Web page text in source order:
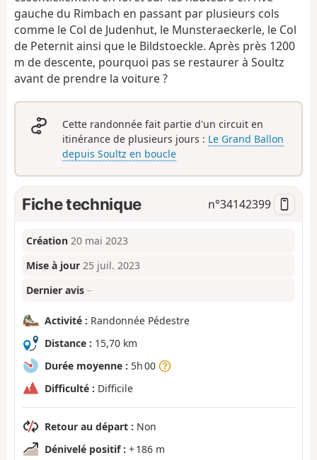
gauche du Rimbach en passant par plusieurs cols
comme le Col de Judenhut, le Munsteraeckerle, le Col
de Peternit ainsi que le Bildstoeckle. Après près 1200
m de descente, pourquoi pas se restaurer à Soultz
avant de prendre la voiture ?
Cette randonnée fait partie d'un circuit en
itinérance de plusieurs jours : Le Grand Ballon
depuis Soultz en boucle
Fiche technique n°34142399
Création 20 mai 2023
Mise à jour 25 juil. 2023
Dernier avis –
Activité : Randonnée Pédestre
Distance : 15,70 km
Durée moyenne : 5h 00
Difficulté : Difficile
Retour au départ : Non
Dénivelé positif : + 186 m